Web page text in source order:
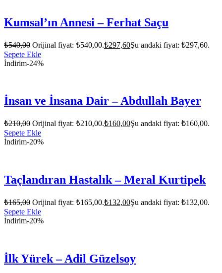
Kumsal’ın Annesi – Ferhat Saçu
₺540,00 Orijinal fiyat: ₺540,00.₺297,60Şu andaki fiyat: ₺297,60.
Sepete Ekle
İndirim-24%
İnsan ve İnsana Dair – Abdullah Bayer
₺210,00 Orijinal fiyat: ₺210,00.₺160,00Şu andaki fiyat: ₺160,00.
Sepete Ekle
İndirim-20%
Taçlandıran Hastalık – Meral Kurtipek
₺165,00 Orijinal fiyat: ₺165,00.₺132,00Şu andaki fiyat: ₺132,00.
Sepete Ekle
İndirim-20%
İlk Yürek – Adil Güzelsoy